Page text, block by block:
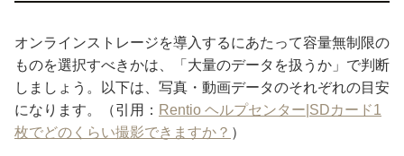
オンラインストレージを導入するにあたって容量無制限の
ものを選択すべきかは、「大量のデータを扱うか」で判断
しましょう。以下は、写真・動画データのそれぞれの目安
になります。（引用： Rentio ヘルプセンター|SDカード1
枚でどのくらい撮影できますか？ ）